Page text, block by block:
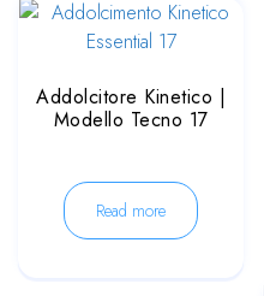
Addolcitore Kinetico |
Modello Tecno 17
Read more